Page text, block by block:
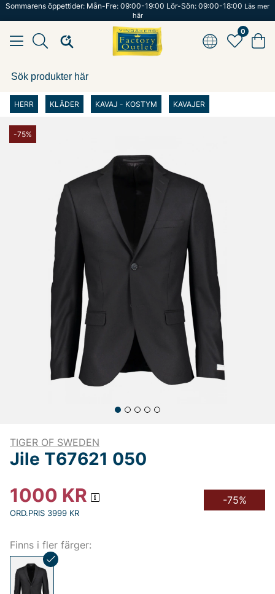
Sommarens öppettider: Mån-Fre: 09:00-19:00 Lör-Sön: 09:00-18:00 Läs mer
här
0
HERR KLÄDER KAVAJ - KOSTYM KAVAJER
-75%
TIGER OF SWEDEN
Jile T67621 050
1000 KR
ORD.PRIS 3999 KR
-75%
Finns i fler färger: